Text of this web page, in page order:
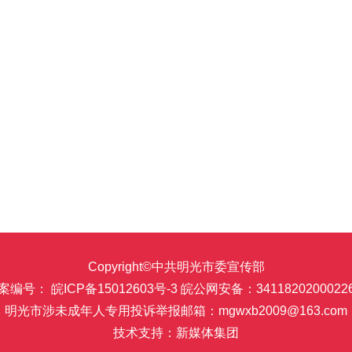
Copyright©中共明光市委宣传部
编号： 皖ICP备15012603号-3皖公网安备：
明光市涉未成年人专用投诉举报邮箱：mgwxb2009@163.com
技术支持：新媒体集团